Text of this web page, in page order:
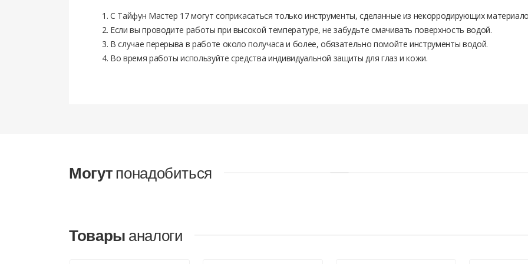
С Тайфун Мастер 17 могут соприкасаться только инструменты, сделанные из некорродирующих
Если вы проводите работы при высокой температуре, не забудьте смачивать поверхность водой.
В случае перерыва в работе около получаса и более, обязательно помойте инструменты водой.
Во время работы используйте средства индивидуальной защиты для глаз и кожи.
а/г Большевик, ул. Промышленная д.3, офис 31 (Склад)
Товары вместе со стоимостью доставки и всех дополнительных услуг оплачиваются наличными деньгами после
Могутпонадобиться
Товары аналоги